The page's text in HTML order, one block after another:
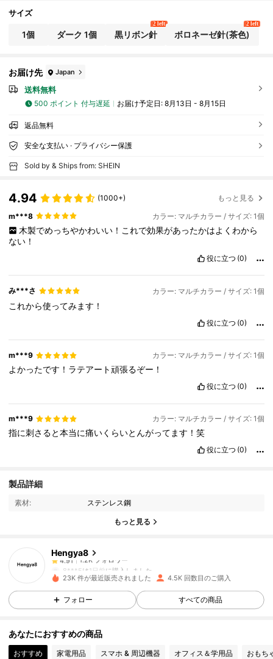
トリビューター、コーヒーマシンアクセサリ
ー、エスプレッソコーヒースターラー、交換用
プロングコーヒーアクセサリー、エスプレッソ
コーヒー、木製コーヒースターラー、天然木ハ
期シーズン
サイズ
1個 ダーク 1個 黒リボン針
2 left
ボロネーゼ針(茶色)
2 left
お届け先 Japan
送料無料
500 ポイント 付与遅延 お届け予定日: 8月13日 - 8月15日
返品無料
安全な支払い · プライバシー保護
Sold by & Ships from: SHEIN
4.94 (1000+) もっと見る
m***8 カラー: マルチカラー / サイズ: 1個
木製でめっちやかわいい！これで効果があったかはよくわから
ない！
役に立つ (0)
み***さ カラー: マルチカラー / サイズ: 1個
これから使ってみます！
役に立つ (0)
m***9 カラー: マルチカラー / サイズ: 1個
よかったです！ラテアート頑張るぞー！
役に立つ (0)
m***9 カラー: マルチカラー / サイズ: 1個
指に刺さると本当に痛いくらいとんがってます！笑
役に立つ (0)
製品詳細
素材: ステンレス鋼
もっと見る
Hengya8
4.91
1.2K フォロワー
8***5は1日前に購入しました
4.91 1.2K フォロワー
4.91 1.2K フォロワー
23K 件が最近販売されました 4.5K 回数目のご購入
フォロー すべての商品
あなたにおすすめの商品
おすすめ 家電用品 スマホ & 周辺機器 オフィス＆学用品 おもち